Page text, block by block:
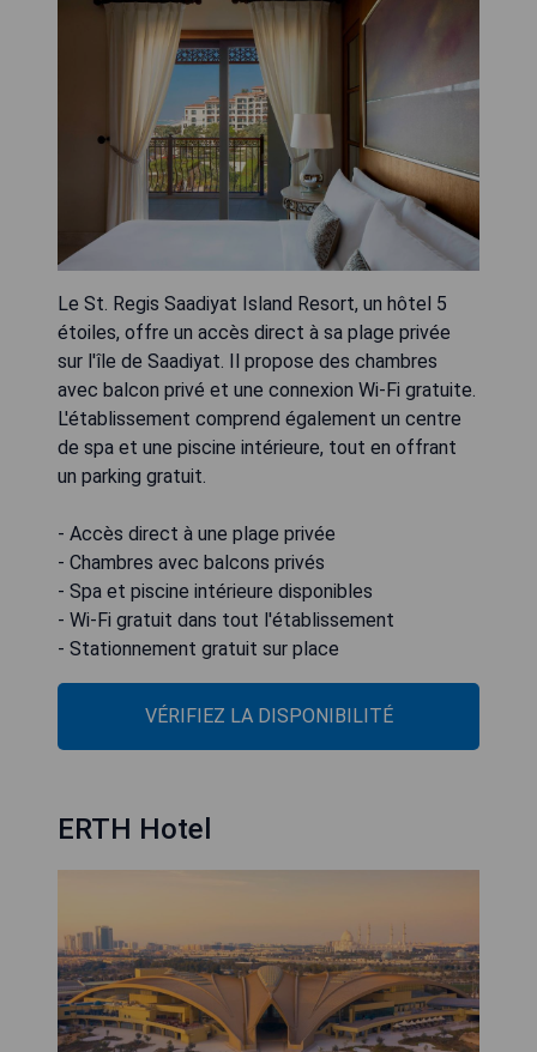
Le St. Regis Saadiyat Island Resort, un hôtel 5
étoiles, offre un accès direct à sa plage privée
sur l'île de Saadiyat. Il propose des chambres
avec balcon privé et une connexion Wi-Fi gratuite.
L'établissement comprend également un centre
de spa et une piscine intérieure, tout en offrant
un parking gratuit.
- Accès direct à une plage privée
- Chambres avec balcons privés
- Spa et piscine intérieure disponibles
- Wi-Fi gratuit dans tout l'établissement
- Stationnement gratuit sur place
VÉRIFIEZ LA DISPONIBILITÉ
ERTH Hotel